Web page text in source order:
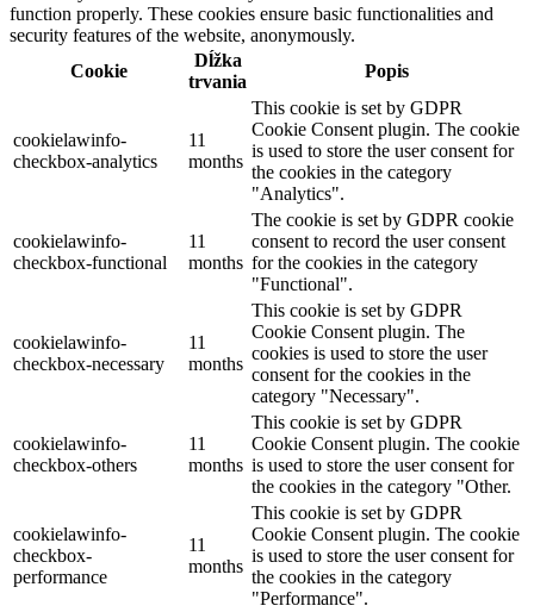
function properly. These cookies ensure basic functionalities and
security features of the website, anonymously.
Cookie
Dĺžka
trvania
Popis
cookielawinfo-
checkbox-analytics
11
months
This cookie is set by GDPR
Cookie Consent plugin. The cookie
is used to store the user consent for
the cookies in the category
"Analytics".
cookielawinfo-
checkbox-functional
11
months
The cookie is set by GDPR cookie
consent to record the user consent
for the cookies in the category
"Functional".
cookielawinfo-
checkbox-necessary
11
months
This cookie is set by GDPR
Cookie Consent plugin. The
cookies is used to store the user
consent for the cookies in the
category "Necessary".
cookielawinfo-
checkbox-others
11
months
This cookie is set by GDPR
Cookie Consent plugin. The cookie
is used to store the user consent for
the cookies in the category "Other.
cookielawinfo-
checkbox-
performance
11
months
This cookie is set by GDPR
Cookie Consent plugin. The cookie
is used to store the user consent for
the cookies in the category
"Performance".